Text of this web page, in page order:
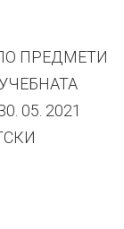
ПРЕДМЕТИ
05. 2021